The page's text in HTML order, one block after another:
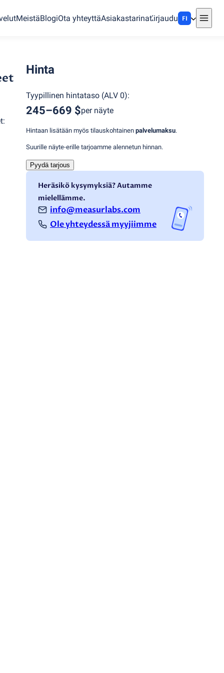
MeistäBlogiOta yhteyttäAsiakastarinatKirjaudu FI
Hinta
Tyypillinen hintataso (ALV 0):
245–669 $per näyte
Hintaan lisätään myös tilauskohtainen palvelumaksu.
Suurille näyte-erille tarjoamme alennetun hinnan.
Pyydä tarjous
Heräsikö kysymyksiä? Autamme
mielellämme.
info@measurlabs.com
Ole yhteydessä myyjiimme